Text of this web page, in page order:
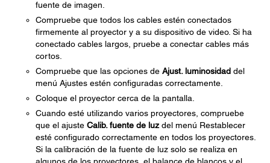
fuente de imagen.
Compruebe que todos los cables estén conectados
firmemente al proyector y a su dispositivo de video. Si ha
conectado cables largos, pruebe a conectar cables más
cortos.
Compruebe que las opciones de Ajust. luminosidad del
menú Ajustes estén configuradas correctamente.
Coloque el proyector cerca de la pantalla.
Cuando esté utilizando varios proyectores, compruebe
que el ajuste Calib. fuente de luz del menú Restablecer
esté configurado correctamente en todos los proyectores.
Si la calibración de la fuente de luz solo se realiza en